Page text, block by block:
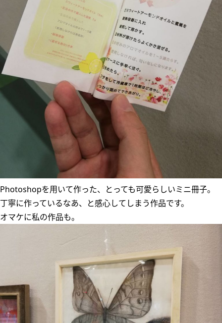
Photoshopを用いて作った、とっても可愛らしいミニ冊子。
丁寧に作っているなあ、と感心してしまう作品です。
オマケに私の作品も。